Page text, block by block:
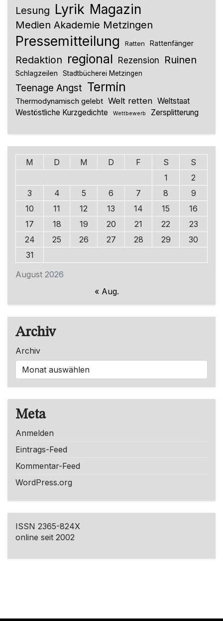
Lesung Lyrik Magazin
Medien Akademie Metzingen
Pressemitteilung Ratten Rattenfänger
Redaktion regional Rezension Ruinen
Schlagzeilen Stadtbücherei Metzingen
Teenage Angst Termin
Thermodynamisch gelebt Welt retten Weltstaat
Westöstliche Kurzgedichte
Wettbewerb Zersplitterung
August 2026
M D M D F S
S
1
2
3
4 5 6 7 8
9
10
11 12 13 14 15
16
17
18 19 20 21 22
23
24
25 26 27 28 29
30
31
« Aug.
Archiv
Archiv
Meta
Anmelden
Eintrags-Feed
Kommentar-Feed
WordPress.org
ISSN 2365-824X
online seit 2002